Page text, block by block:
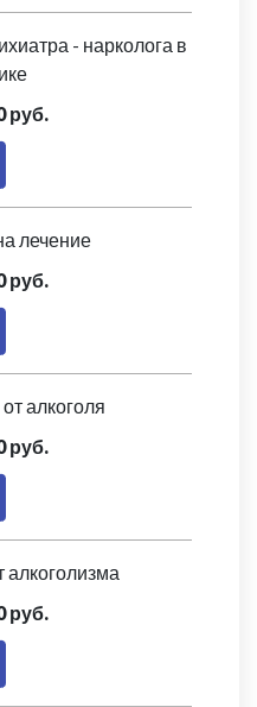
- нарколога в
руб.
лечение
руб.
алкоголя
руб.
алкоголизма
руб.